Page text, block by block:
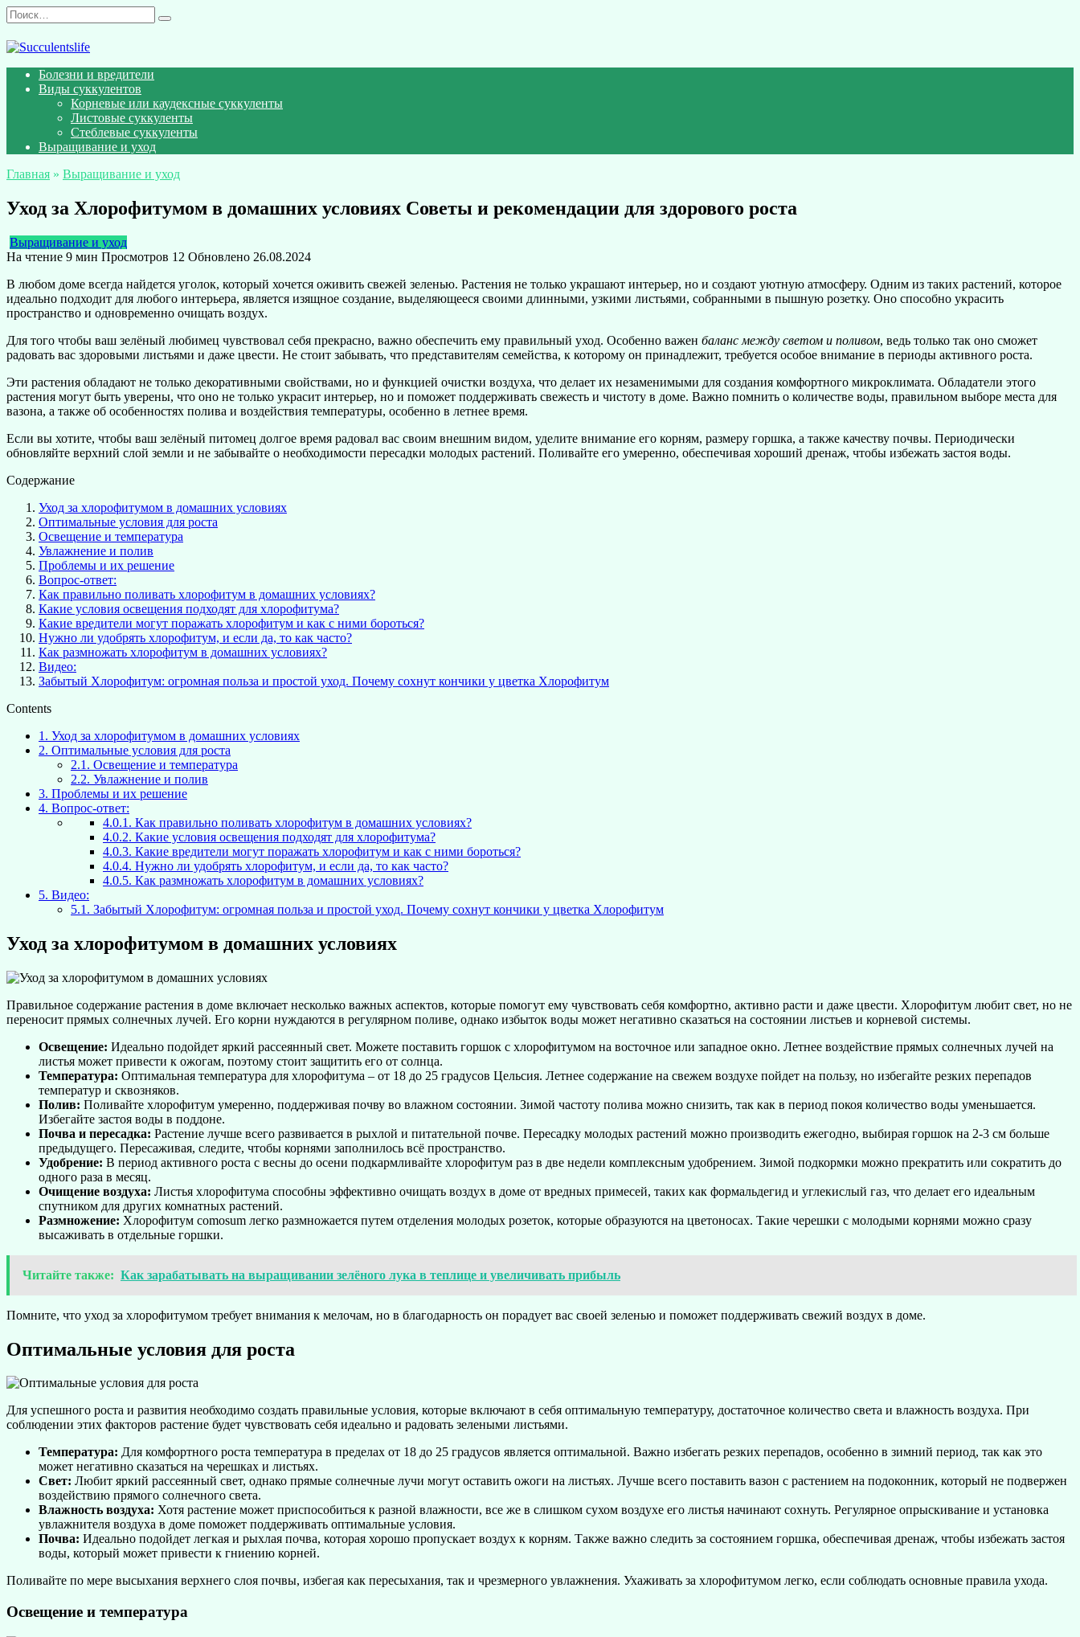
Перейти
к
содержанию
Search
for:
Болезни и вредители
Виды суккулентов
Корневые или каудексные суккуленты
Листовые суккуленты
Стеблевые суккуленты
Выращивание и уход
Главная » Выращивание и уход
Уход за Хлорофитумом в домашних условиях Советы и рекомендации для здорового роста
Выращивание и уход
На чтение 9 мин Просмотров 12 Обновлено 26.08.2024
В любом доме всегда найдется уголок, который хочется оживить свежей зеленью. Растения не только украшают интерьер, но и создают уютную атмосферу. Одним из таких растений, которое
идеально подходит для любого интерьера, является изящное создание, выделяющееся своими длинными, узкими листьями, собранными в пышную розетку. Оно способно украсить
пространство и одновременно очищать воздух.
Для того чтобы ваш зелёный любимец чувствовал себя прекрасно, важно обеспечить ему правильный уход. Особенно важен баланс между светом и поливом, ведь только так оно сможет
радовать вас здоровыми листьями и даже цвести. Не стоит забывать, что представителям семейства, к которому он принадлежит, требуется особое внимание в периоды активного роста.
Эти растения обладают не только декоративными свойствами, но и функцией очистки воздуха, что делает их незаменимыми для создания комфортного микроклимата. Обладатели этого
растения могут быть уверены, что оно не только украсит интерьер, но и поможет поддерживать свежесть и чистоту в доме. Важно помнить о количестве воды, правильном выборе места для
вазона, а также об особенностях полива и воздействия температуры, особенно в летнее время.
Если вы хотите, чтобы ваш зелёный питомец долгое время радовал вас своим внешним видом, уделите внимание его корням, размеру горшка, а также качеству почвы. Периодически
обновляйте верхний слой земли и не забывайте о необходимости пересадки молодых растений. Поливайте его умеренно, обеспечивая хороший дренаж, чтобы избежать застоя воды.
Содержание
Уход за хлорофитумом в домашних условиях
Оптимальные условия для роста
Освещение и температура
Увлажнение и полив
Проблемы и их решение
Вопрос-ответ:
Как правильно поливать хлорофитум в домашних условиях?
Какие условия освещения подходят для хлорофитума?
Какие вредители могут поражать хлорофитум и как с ними бороться?
Нужно ли удобрять хлорофитум, и если да, то как часто?
Как размножать хлорофитум в домашних условиях?
Видео:
Забытый Хлорофитум: огромная польза и простой уход. Почему сохнут кончики у цветка Хлорофитум
Contents
1. Уход за хлорофитумом в домашних условиях
2. Оптимальные условия для роста
2.1. Освещение и температура
2.2. Увлажнение и полив
3. Проблемы и их решение
4. Вопрос-ответ:
4.0.1. Как правильно поливать хлорофитум в домашних условиях?
4.0.2. Какие условия освещения подходят для хлорофитума?
4.0.3. Какие вредители могут поражать хлорофитум и как с ними бороться?
4.0.4. Нужно ли удобрять хлорофитум, и если да, то как часто?
4.0.5. Как размножать хлорофитум в домашних условиях?
5. Видео:
5.1. Забытый Хлорофитум: огромная польза и простой уход. Почему сохнут кончики у цветка Хлорофитум
Уход за хлорофитумом в домашних условиях
Правильное содержание растения в доме включает несколько важных аспектов, которые помогут ему чувствовать себя комфортно, активно расти и даже цвести. Хлорофитум любит свет, но не
переносит прямых солнечных лучей. Его корни нуждаются в регулярном поливе, однако избыток воды может негативно сказаться на состоянии листьев и корневой системы.
Освещение: Идеально подойдет яркий рассеянный свет. Можете поставить горшок с хлорофитумом на восточное или западное окно. Летнее воздействие прямых солнечных лучей на
листья может привести к ожогам, поэтому стоит защитить его от солнца.
Температура: Оптимальная температура для хлорофитума – от 18 до 25 градусов Цельсия. Летнее содержание на свежем воздухе пойдет на пользу, но избегайте резких перепадов
температур и сквозняков.
Полив: Поливайте хлорофитум умеренно, поддерживая почву во влажном состоянии. Зимой частоту полива можно снизить, так как в период покоя количество воды уменьшается.
Избегайте застоя воды в поддоне.
Почва и пересадка: Растение лучше всего развивается в рыхлой и питательной почве. Пересадку молодых растений можно производить ежегодно, выбирая горшок на 2-3 см больше
предыдущего. Пересаживая, следите, чтобы корнями заполнилось всё пространство.
Удобрение: В период активного роста с весны до осени подкармливайте хлорофитум раз в две недели комплексным удобрением. Зимой подкормки можно прекратить или сократить до
одного раза в месяц.
Очищение воздуха: Листья хлорофитума способны эффективно очищать воздух в доме от вредных примесей, таких как формальдегид и углекислый газ, что делает его идеальным
спутником для других комнатных растений.
Размножение: Хлорофитум comosum легко размножается путем отделения молодых розеток, которые образуются на цветоносах. Такие черешки с молодыми корнями можно сразу
высаживать в отдельные горшки.
Читайте также: Как зарабатывать на выращивании зелёного лука в теплице и увеличивать прибыль
Помните, что уход за хлорофитумом требует внимания к мелочам, но в благодарность он порадует вас своей зеленью и поможет поддерживать свежий воздух в доме.
Оптимальные условия для роста
Для успешного роста и развития необходимо создать правильные условия, которые включают в себя оптимальную температуру, достаточное количество света и влажность воздуха. При
соблюдении этих факторов растение будет чувствовать себя идеально и радовать зелеными листьями.
Температура: Для комфортного роста температура в пределах от 18 до 25 градусов является оптимальной. Важно избегать резких перепадов, особенно в зимний период, так как это
может негативно сказаться на черешках и листьях.
Свет: Любит яркий рассеянный свет, однако прямые солнечные лучи могут оставить ожоги на листьях. Лучше всего поставить вазон с растением на подоконник, который не подвержен
воздействию прямого солнечного света.
Влажность воздуха: Хотя растение может приспособиться к разной влажности, все же в слишком сухом воздухе его листья начинают сохнуть. Регулярное опрыскивание и установка
увлажнителя воздуха в доме поможет поддерживать оптимальные условия.
Почва: Идеально подойдет легкая и рыхлая почва, которая хорошо пропускает воздух к корням. Также важно следить за состоянием горшка, обеспечивая дренаж, чтобы избежать застоя
воды, который может привести к гниению корней.
Поливайте по мере высыхания верхнего слоя почвы, избегая как пересыхания, так и чрезмерного увлажнения. Ухаживать за хлорофитумом легко, если соблюдать основные правила ухода.
Освещение и температура